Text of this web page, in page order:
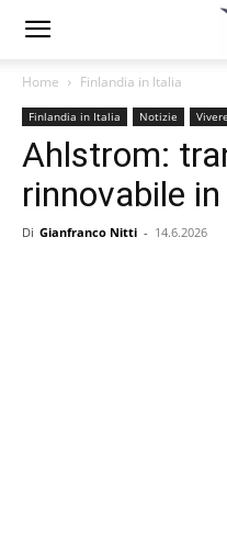
Home Finlandia in Italia
Finlandia in Italia Notizie
Ahlstrom:
rinnovabile
Di Gianfranco Nitti - 14.6.2026